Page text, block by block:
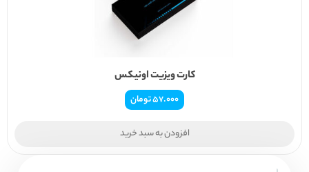
کارت ویزیت اونیکس
57.000تومان
افزودن به سبد خرید